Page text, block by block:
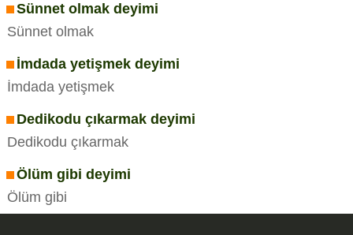
Sünnet olmak deyimi
Sünnet olmak
İmdada yetişmek deyimi
İmdada yetişmek
Dedikodu çıkarmak deyimi
Dedikodu çıkarmak
Ölüm gibi deyimi
Ölüm gibi